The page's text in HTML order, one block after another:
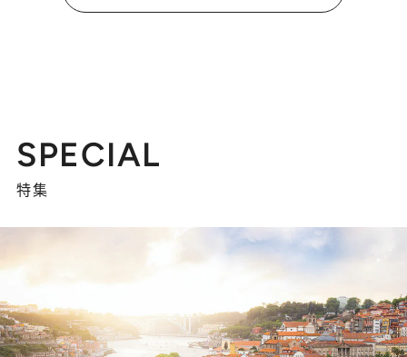
SPECIAL
特集